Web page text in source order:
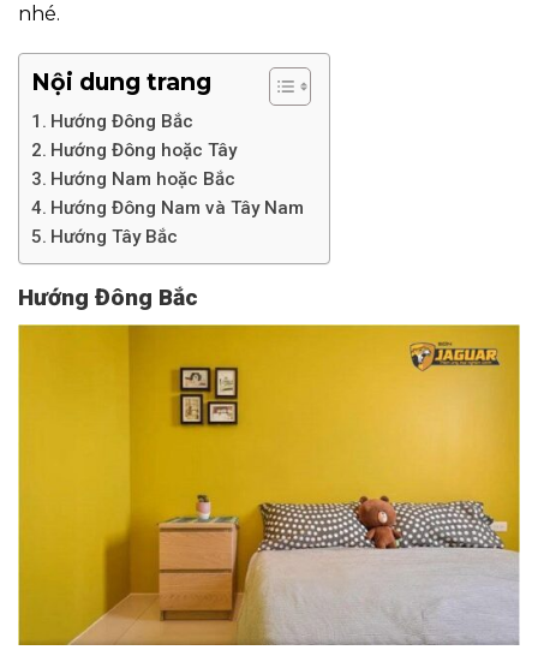
nhé.
Nội dung trang
Hướng Đông Bắc
Hướng Đông hoặc Tây
Hướng Nam hoặc Bắc
Hướng Đông Nam và Tây Nam
Hướng Tây Bắc
Hướng Đông Bắc